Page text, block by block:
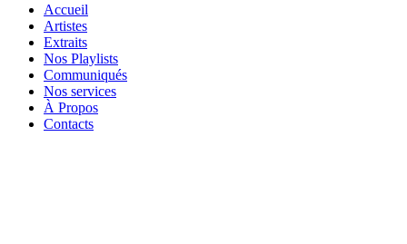
Accueil
Artistes
Extraits
Nos Playlists
Communiqués
Nos services
À Propos
Contacts